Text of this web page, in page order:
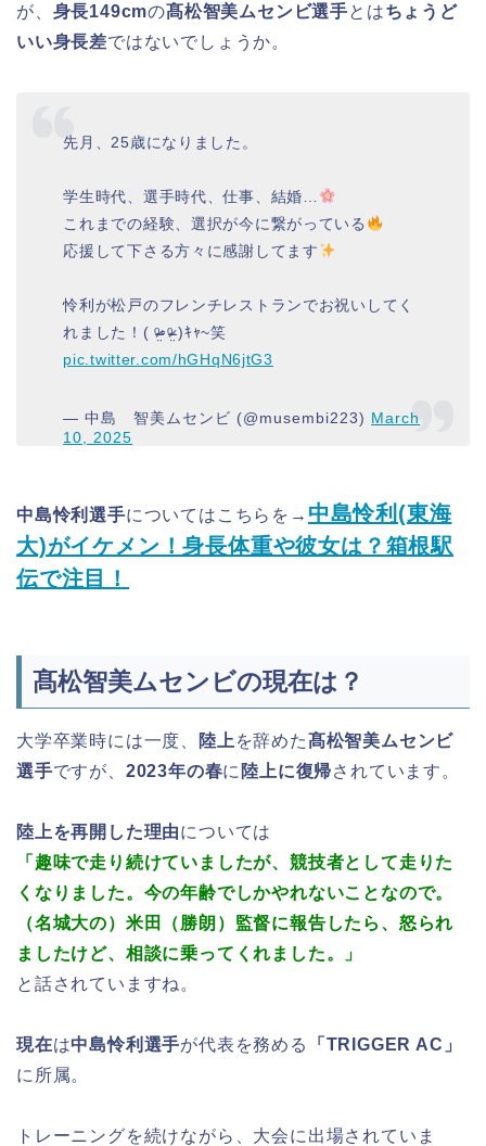
が、 身長149cmの髙松智美ムセンビ選手とはちょうど
いい身長差ではないでしょうか。
先月、25歳になりました。
学生時代、選手時代、仕事、結婚…
これまでの経験、選択が今に繋がっている
応援して下さる方々に感謝してます
怜利が松戸のフレンチレストランでお祝いしてく
れました！( ᵒ̴̶̷̤◦ᵒ̴̶̷̤ )ｷｬ~笑
pic.twitter.com/hGHqN6jtG3
— 中島 智美ムセンビ (@musembi223) March
10, 2025
中島怜利選手についてはこちらを→ 中島怜利(東海
大)がイケメン！身長体重や彼女は？箱根駅
伝で注目！
髙松智美ムセンビの現在は？
大学卒業時には一度、 陸上 を辞めた髙松智美ムセンビ
選手ですが、 2023年の春に 陸上に復帰されています。
陸上を再開した理由については
「趣味で走り続けていましたが、競技者として走りた
くなりました。今の年齢でしかやれないことなので。
（名城大の）米田（勝朗）監督に報告したら、怒られ
ましたけど、相談に乗ってくれました。」
と話されていますね。
現在は中島怜利選手が代表を務める
「TRIGGER AC」
に所属。
トレーニングを続けながら、大会に出場されていま